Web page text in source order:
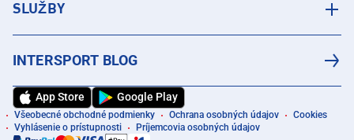
SLUŽBY
INTERSPORT BLOG
App Store Google Play
Všeobecné obchodné podmienky Ochrana osobných údajov
Cookies
Vyhlásenie o prístupnosti
Príjemcovia osobných údajov